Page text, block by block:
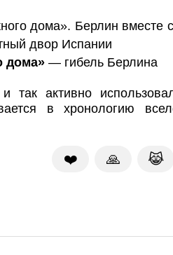
дома». Берлин вместе
двор Испании
дома» — гибель Берлина
так активно
в хронологию
❤️ 🙏 😹